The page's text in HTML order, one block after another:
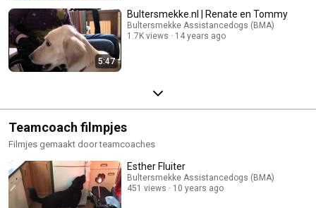
5:47
Bultersmekke.nl | Renate en Tommy
Bultersmekke Assistancedogs (BMA)
1.7K views
14 years ago
Teamcoach filmpjes
Filmjes gemaakt door teamcoaches
Esther Fluiter
Bultersmekke Assistancedogs (BMA)
451 views
10 years ago